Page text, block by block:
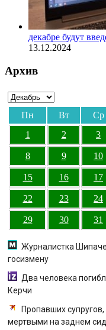
декабре будут
13.12.2024
Архив
Пн Вт Ср
1
2 3
8 9 10
15 16 17
22 23 24
29 30 31
Журналистка
госизмену
Два человека
Керчи
Пропавших
мертвыми на заднем